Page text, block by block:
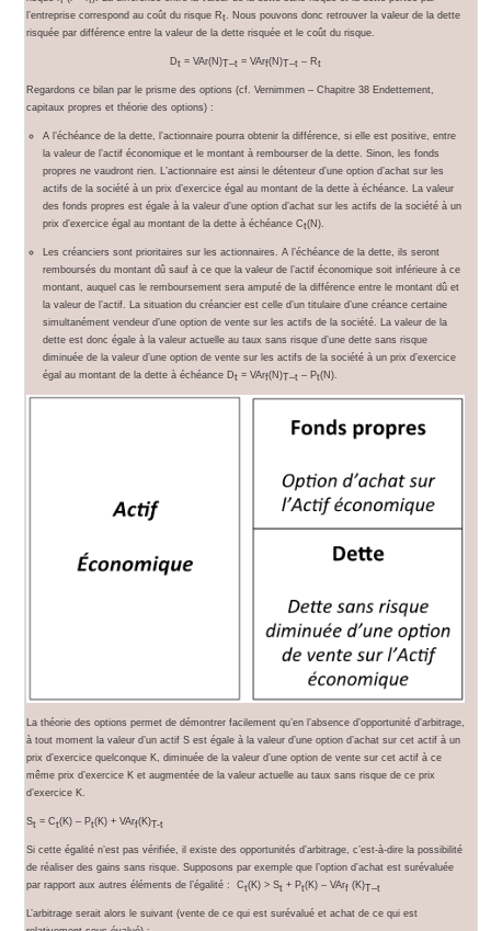
l’entreprise correspond au coût du risque Rt . Nous pouvons donc retrouver la valeur de la dette
risquée par différence entre la valeur de la dette risquée et le coût du risque.
Dt = VAr(N)T–t = VArf(N)T–t – Rt
Regardons ce bilan par le prisme des options (cf. Vernimmen – Chapitre 38 Endettement,
capitaux propres et théorie des options) :
A l’échéance de la dette, l’actionnaire pourra obtenir la différence, si elle est positive, entre
la valeur de l’actif économique et le montant à rembourser de la dette. Sinon, les fonds
propres ne vaudront rien. L’actionnaire est ainsi le détenteur d’une option d’achat sur les
actifs de la société à un prix d’exercice égal au montant de la dette à échéance. La valeur
des fonds propres est égale à la valeur d’une option d’achat sur les actifs de la société à un
prix d’exercice égal au montant de la dette à échéance Ct(N).
Les créanciers sont prioritaires sur les actionnaires. A l’échéance de la dette, ils seront
remboursés du montant dû sauf à ce que la valeur de l’actif économique soit inférieure à ce
montant, auquel cas le remboursement sera amputé de la différence entre le montant dû et
la valeur de l’actif. La situation du créancier est celle d’un titulaire d’une créance certaine
simultanément vendeur d’une option de vente sur les actifs de la société. La valeur de la
dette est donc égale à la valeur actuelle au taux sans risque d’une dette sans risque
diminuée de la valeur d’une option de vente sur les actifs de la société à un prix d’exercice
égal au montant de la dette à échéance Dt = VArf(N)T–t – Pt(N).
La théorie des options permet de démontrer facilement qu’en l’absence d’opportunité d’arbitrage,
à tout moment la valeur d’un actif S est égale à la valeur d’une option d’achat sur cet actif à un
prix d’exercice quelconque K, diminuée de la valeur d’une option de vente sur cet actif à ce
même prix d’exercice K et augmentée de la valeur actuelle au taux sans risque de ce prix
d’exercice K.
St = Ct(K) – Pt(K) + VArf(K)T-t
Si cette égalité n’est pas vérifiée, il existe des opportunités d’arbitrage, c’est-à-dire la possibilité
de réaliser des gains sans risque. Supposons par exemple que l’option d’achat est surévaluée
par rapport aux autres éléments de l’égalité : Ct(K) > St + Pt(K) – VArf (K)T–t
L’arbitrage serait alors le suivant (vente de ce qui est surévalué et achat de ce qui est